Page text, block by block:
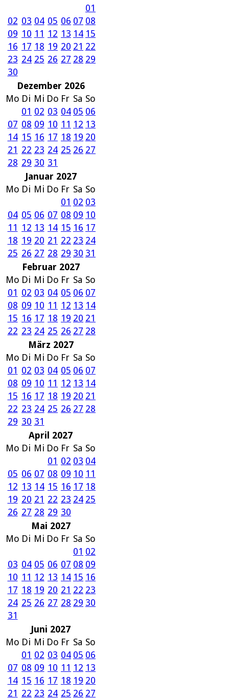
01
02 03 04 05 06 07 08
09 10 11 12 13 14 15
16 17 18 19 20 21 22
23 24 25 26 27 28 29
30
Dezember 2026
Mo Di Mi Do Fr Sa So
01 02 03 04 05 06
07 08 09 10 11 12 13
14 15 16 17 18 19 20
21 22 23 24 25 26 27
28 29 30 31
Januar 2027
Mo Di Mi Do Fr Sa So
01 02 03
04 05 06 07 08 09 10
11 12 13 14 15 16 17
18 19 20 21 22 23 24
25 26 27 28 29 30 31
Februar 2027
Mo Di Mi Do Fr Sa So
01 02 03 04 05 06 07
08 09 10 11 12 13 14
15 16 17 18 19 20 21
22 23 24 25 26 27 28
März 2027
Mo Di Mi Do Fr Sa So
01 02 03 04 05 06 07
08 09 10 11 12 13 14
15 16 17 18 19 20 21
22 23 24 25 26 27 28
29 30 31
April 2027
Mo Di Mi Do Fr Sa So
01 02 03 04
05 06 07 08 09 10 11
12 13 14 15 16 17 18
19 20 21 22 23 24 25
26 27 28 29 30
Mai 2027
Mo Di Mi Do Fr Sa So
01 02
03 04 05 06 07 08 09
10 11 12 13 14 15 16
17 18 19 20 21 22 23
24 25 26 27 28 29 30
31
Juni 2027
Mo Di Mi Do Fr Sa So
01 02 03 04 05 06
07 08 09 10 11 12 13
14 15 16 17 18 19 20
21 22 23 24 25 26 27